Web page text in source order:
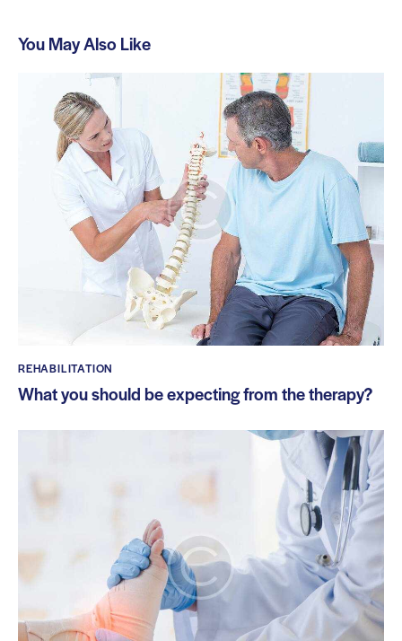
You May Also Like
REHABILITATION
What you should be expecting from the therapy?